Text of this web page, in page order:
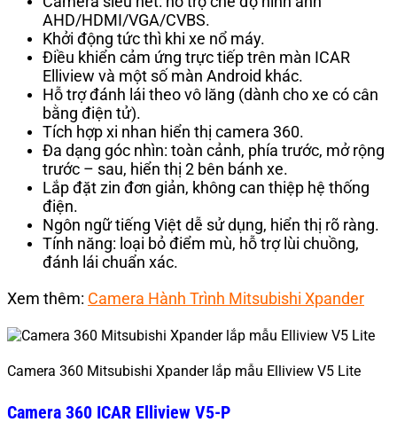
AHD/HDMI/VGA/CVBS.
Khởi động tức thì khi xe nổ máy.
Điều khiển cảm ứng trực tiếp trên màn ICAR
Elliview và một số màn Android khác.
Hỗ trợ đánh lái theo vô lăng (dành cho xe có cân
bằng điện tử).
Tích hợp xi nhan hiển thị camera 360.
Đa dạng góc nhìn: toàn cảnh, phía trước, mở rộng
trước – sau, hiển thị 2 bên bánh xe.
Lắp đặt zin đơn giản, không can thiệp hệ thống
điện.
Ngôn ngữ tiếng Việt dễ sử dụng, hiển thị rõ ràng.
Tính năng: loại bỏ điểm mù, hỗ trợ lùi chuồng,
đánh lái chuẩn xác.
Xem thêm: Camera Hành Trình Mitsubishi Xpander
Camera 360 Mitsubishi Xpander lắp mẫu Elliview V5 Lite
Camera 360 ICAR Elliview V5-P